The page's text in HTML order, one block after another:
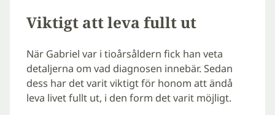
Viktigt att leva fullt ut
När Gabriel var i tioårsåldern fick han veta
detaljerna om vad diagnosen innebär. Sedan
dess har det varit viktigt för honom att ändå
leva livet fullt ut, i den form det varit möjligt.